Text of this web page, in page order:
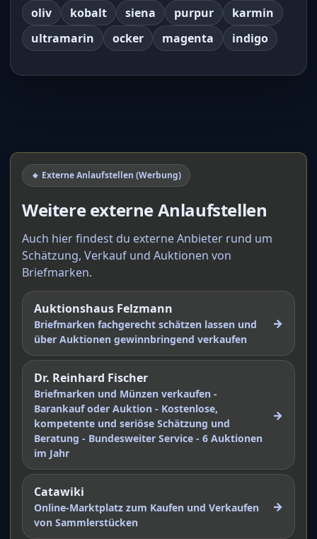
oliv
kobalt siena purpur
karmin
ultramarin
ocker magenta indigo
🔸 Externe Anlaufstellen (Werbung)
Weitere externe Anlaufstellen
Auch hier findest du externe Anbieter rund um
Schätzung, Verkauf und Auktionen von
Briefmarken.
Auktionshaus Felzmann
Briefmarken fachgerecht schätzen lassen und
über Auktionen gewinnbringend verkaufen
→
Dr. Reinhard Fischer
Briefmarken und Münzen verkaufen -
Barankauf oder Auktion - Kostenlose,
kompetente und seriöse Schätzung und
Beratung - Bundesweiter Service - 6 Auktionen
im Jahr
→
Catawiki
Online-Marktplatz zum Kaufen und Verkaufen
von Sammlerstücken
→